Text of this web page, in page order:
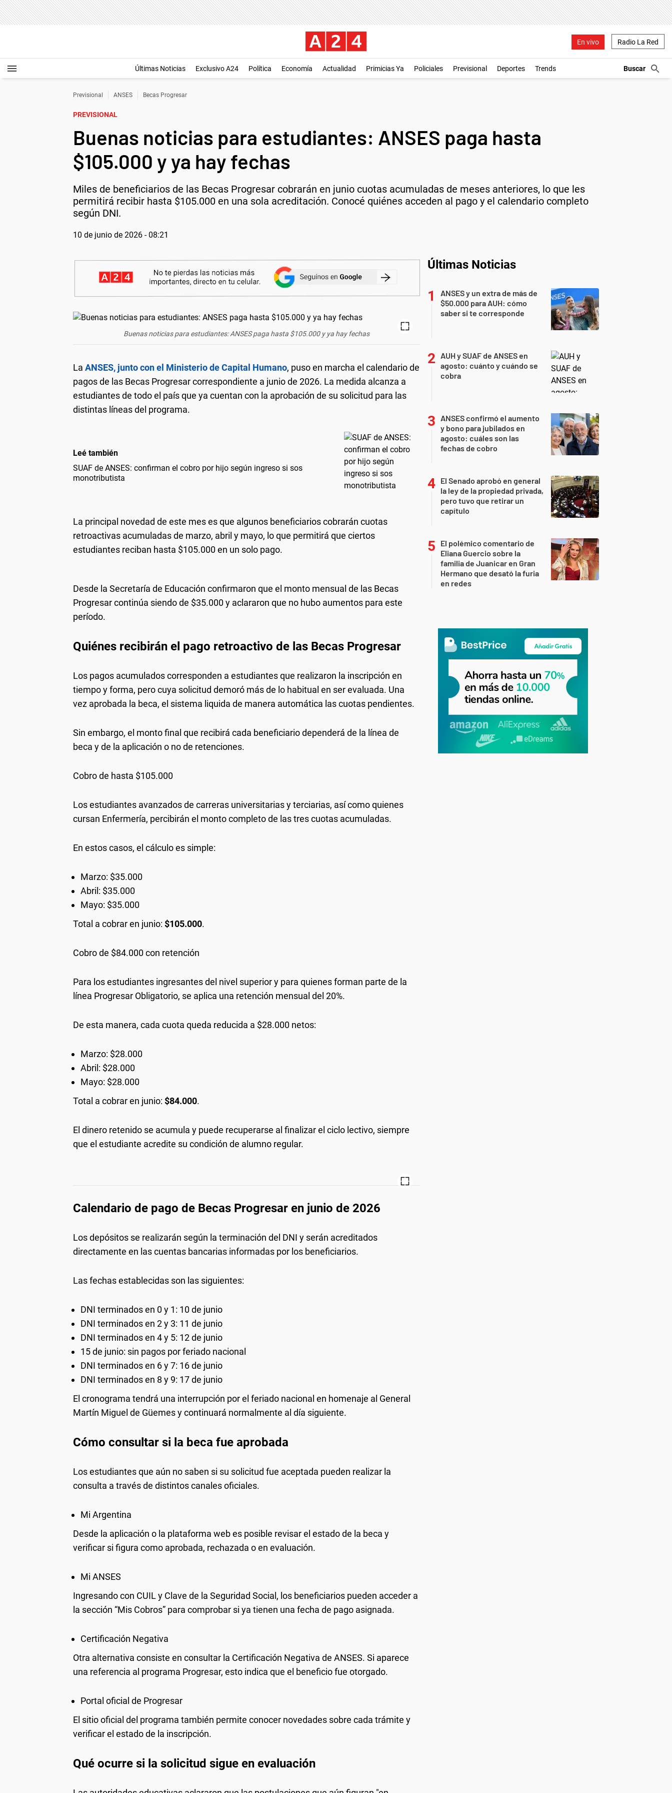
En vivo Radio La Red
Últimas Noticias Exclusivo A24 Política Economía Actualidad Primicias Ya Policiales Previsional Deportes Trends
Previsional ANSES Becas Progresar
PREVISIONAL
Buenas noticias para estudiantes: ANSES paga hasta
$105.000 y ya hay fechas
Miles de beneficiarios de las Becas Progresar cobrarán en junio cuotas acumuladas de meses anteriores, lo que les
permitirá recibir hasta $105.000 en una sola acreditación. Conocé quiénes acceden al pago y el calendario completo
según DNI.
10 de junio de 2026 - 08:21
Buenas noticias para estudiantes: ANSES paga hasta $105.000 y ya hay fechas
La ANSES, junto con el Ministerio de Capital Humano, puso en marcha el calendario de
pagos de las Becas Progresar correspondiente a junio de 2026. La medida alcanza a
estudiantes de todo el país que ya cuentan con la aprobación de su solicitud para las
distintas líneas del programa.
Leé también
SUAF de ANSES: confirman el cobro por hijo según ingreso si sos
monotributista
La principal novedad de este mes es que algunos beneficiarios cobrarán cuotas
retroactivas acumuladas de marzo, abril y mayo, lo que permitirá que ciertos
estudiantes reciban hasta $105.000 en un solo pago.
Desde la Secretaría de Educación confirmaron que el monto mensual de las Becas
Progresar continúa siendo de $35.000 y aclararon que no hubo aumentos para este
período.
Quiénes recibirán el pago retroactivo de las Becas Progresar
Los pagos acumulados corresponden a estudiantes que realizaron la inscripción en
tiempo y forma, pero cuya solicitud demoró más de lo habitual en ser evaluada. Una
vez aprobada la beca, el sistema liquida de manera automática las cuotas pendientes.
Sin embargo, el monto final que recibirá cada beneficiario dependerá de la línea de
beca y de la aplicación o no de retenciones.
Cobro de hasta $105.000
Los estudiantes avanzados de carreras universitarias y terciarias, así como quienes
cursan Enfermería, percibirán el monto completo de las tres cuotas acumuladas.
En estos casos, el cálculo es simple:
Marzo: $35.000
Abril: $35.000
Mayo: $35.000
Total a cobrar en junio: $105.000.
Cobro de $84.000 con retención
Para los estudiantes ingresantes del nivel superior y para quienes forman parte de la
línea Progresar Obligatorio, se aplica una retención mensual del 20%.
De esta manera, cada cuota queda reducida a $28.000 netos:
Marzo: $28.000
Abril: $28.000
Mayo: $28.000
Total a cobrar en junio: $84.000.
El dinero retenido se acumula y puede recuperarse al finalizar el ciclo lectivo, siempre
que el estudiante acredite su condición de alumno regular.
Calendario de pago de Becas Progresar en junio de 2026
Los depósitos se realizarán según la terminación del DNI y serán acreditados
directamente en las cuentas bancarias informadas por los beneficiarios.
Las fechas establecidas son las siguientes:
DNI terminados en 0 y 1: 10 de junio
DNI terminados en 2 y 3: 11 de junio
DNI terminados en 4 y 5: 12 de junio
15 de junio: sin pagos por feriado nacional
DNI terminados en 6 y 7: 16 de junio
DNI terminados en 8 y 9: 17 de junio
El cronograma tendrá una interrupción por el feriado nacional en homenaje al General
Martín Miguel de Güemes y continuará normalmente al día siguiente.
Cómo consultar si la beca fue aprobada
Los estudiantes que aún no saben si su solicitud fue aceptada pueden realizar la
consulta a través de distintos canales oficiales.
Mi Argentina
Desde la aplicación o la plataforma web es posible revisar el estado de la beca y
verificar si figura como aprobada, rechazada o en evaluación.
Mi ANSES
Ingresando con CUIL y Clave de la Seguridad Social, los beneficiarios pueden acceder a
la sección “Mis Cobros” para comprobar si ya tienen una fecha de pago asignada.
Certificación Negativa
Otra alternativa consiste en consultar la Certificación Negativa de ANSES. Si aparece
una referencia al programa Progresar, esto indica que el beneficio fue otorgado.
Portal oficial de Progresar
El sitio oficial del programa también permite conocer novedades sobre cada trámite y
verificar el estado de la inscripción.
Qué ocurre si la solicitud sigue en evaluación
Últimas Noticias
ANSES y un extra de más de
$50.000 para AUH: cómo
saber si te corresponde
AUH y SUAF de ANSES en
agosto: cuánto y cuándo se
cobra
ANSES confirmó el aumento
y bono para jubilados en
agosto: cuáles son las
fechas de cobro
El Senado aprobó en general
la ley de la propiedad privada,
pero tuvo que retirar un
capítulo
El polémico comentario de
Eliana Guercio sobre la
familia de Juanicar en Gran
Hermano que desató la furia
en redes